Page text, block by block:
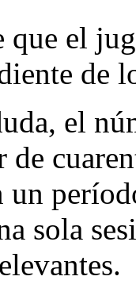
el
de
el
de
un
sola